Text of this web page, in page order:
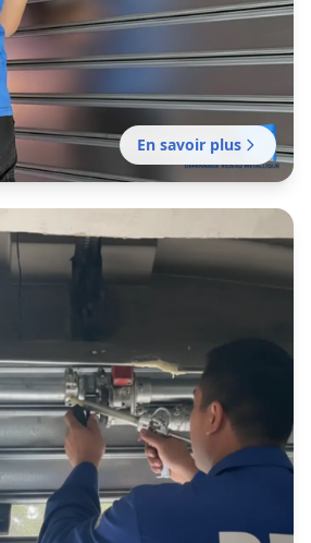
rideau métallique
du-Gard
remparts aux zones d’activité
périphériques.
En savoir plus